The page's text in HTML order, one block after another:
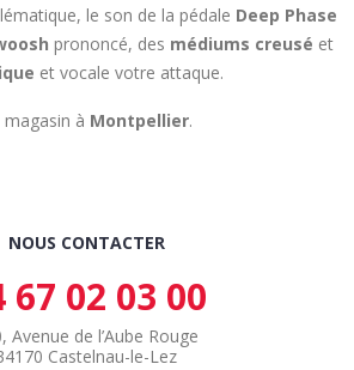
le son de la pédale Deep Phase
prononcé, des médiums creusé et
et vocale votre attaque.
à Montpellier.
NOUS CONTACTER
67 02 03 00
Avenue de l’Aube Rouge
Castelnau-le-Lez